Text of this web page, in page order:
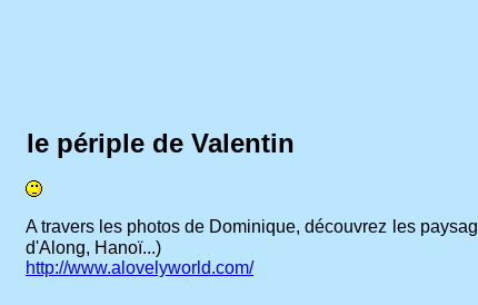
le périple de Valentin
A travers les photos de Dominique, découvrez les
d'Along, Hanoï...)
http://www.alovelyworld.com/